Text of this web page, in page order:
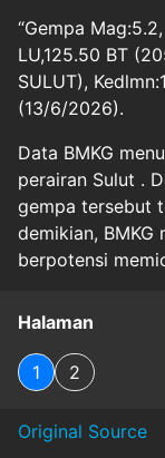
“Gempa
LU,125.50 BT
SULUT),
(13/6/2026).
Data BMKG
perairan Sulut .
gempa tersebut
demikian,
berpotensi
Halaman
1 2
Original Source